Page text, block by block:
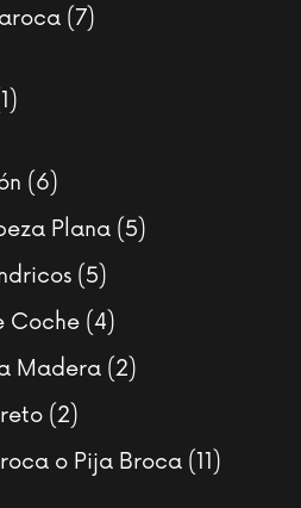
77
1 1
66
productos
Plana 55
55
productos
Coche 44
productos
Madera 22
22
productos
o Pija Broca 11 11